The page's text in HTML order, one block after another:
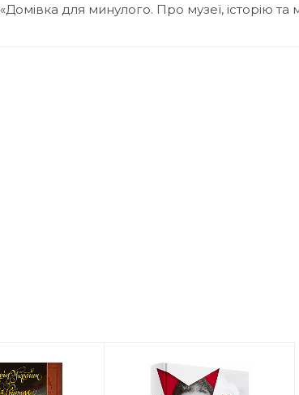
«Домівка для минулого. Про музеї, історію та